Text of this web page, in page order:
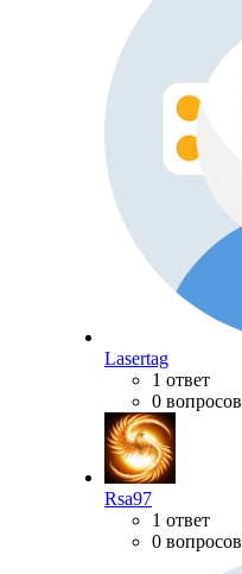
Lasertag
1 ответ
0 вопросов
Rsa97
1 ответ
0 вопросов